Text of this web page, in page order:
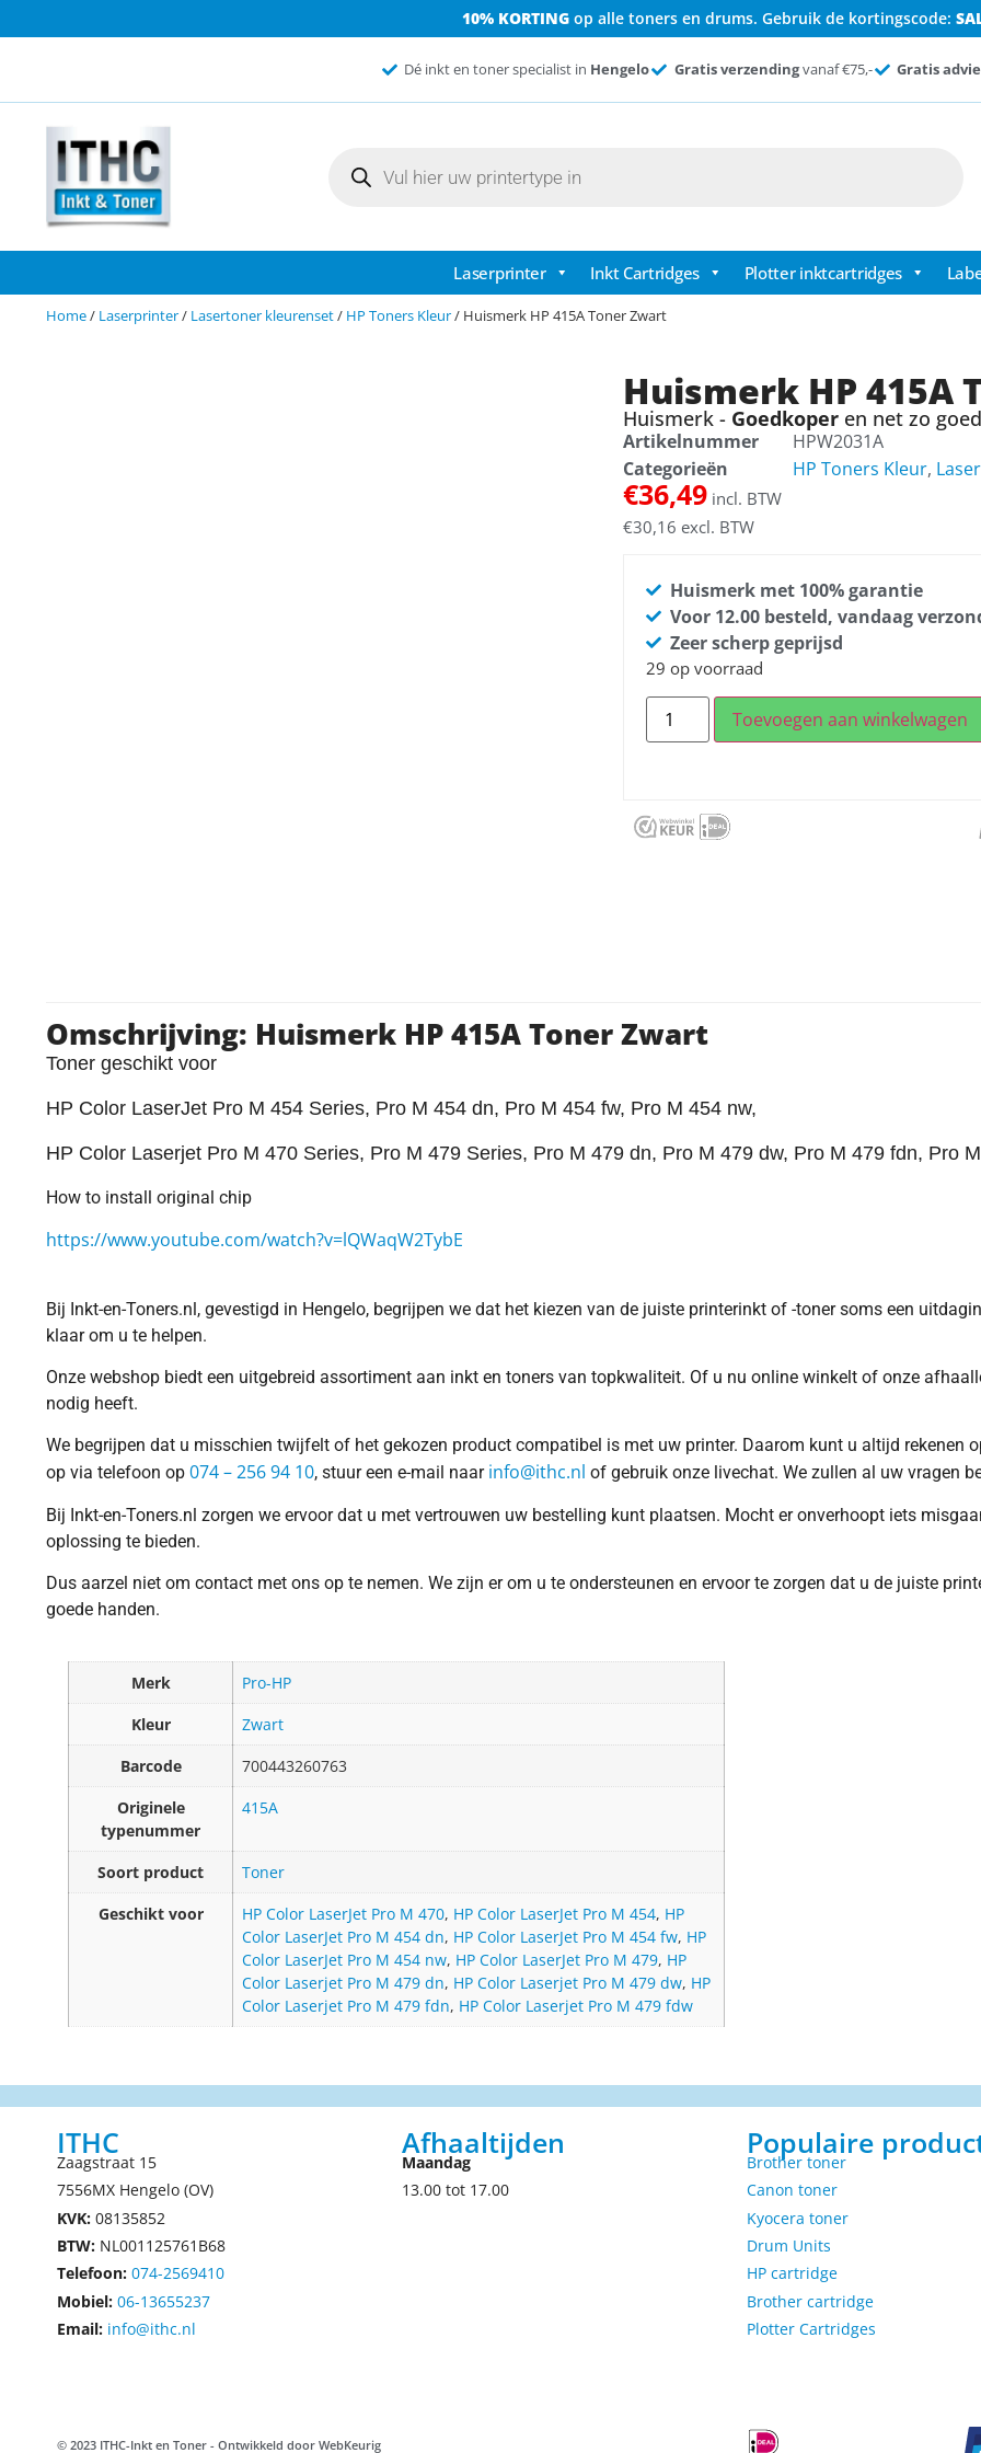
10% KORTINGop alle toners en drums. Gebruik de kortingscode:
Dé inkt en toner specialist in Hengelo Gratis verzendingvanaf €75,- Gratis
Laserprinter Inkt Cartridges Plotter inktcartridges
Home/ Laserprinter/ Lasertoner kleurenset/ HP Toners Kleur/ Huismerk HP 415A Toner Zwart
Huismerk HP 415A
Huismerk - Goedkoperen net zo
Artikelnummer
HPW2031A
Categorieën
HP Toners Kleur,
€36,49incl. BTW
€30,16 excl. BTW
Huismerk met 100% garantie
Voor 12.00 besteld, vandaag
Zeer scherp geprijsd
29 op voorraad
Toevoegen aan winkelwagen
Omschrijving: Huismerk HP 415A Toner Zwart
Toner geschikt voor
HP Color LaserJet Pro M 454 Series, Pro M 454 dn, Pro M 454 fw, Pro M 454 nw,
HP Color Laserjet Pro M 470 Series, Pro M 479 Series, Pro M 479 dn, Pro M 479 dw, Pro M 479 fdn, Pro
How to install original chip
https://www.youtube.com/watch?v=lQWaqW2TybE
Bij Inkt-en-Toners.nl, gevestigd in Hengelo, begrijpen we dat het kiezen van de juiste printerinkt of -toner soms een
klaar om u te helpen.
Onze webshop biedt een uitgebreid assortiment aan inkt en toners van topkwaliteit. Of u nu online winkelt of onze
nodig heeft.
We begrijpen dat u misschien twijfelt of het gekozen product compatibel is met uw printer. Daarom kunt u altijd rekenen
op via telefoon op 074 – 256 94 10, stuur een e-mail naar info@ithc.nl of gebruik onze livechat. We zullen al uw vragen
Bij Inkt-en-Toners.nl zorgen we ervoor dat u met vertrouwen uw bestelling kunt plaatsen. Mocht er onverhoopt iets
oplossing te bieden.
Dus aarzel niet om contact met ons op te nemen. We zijn er om u te ondersteunen en ervoor te zorgen dat u de juiste
goede handen.
Merk
Pro-HP
Kleur
Zwart
Barcode
700443260763
Originele
typenummer
415A
Soort product
Toner
Geschikt voor
HP Color LaserJet Pro M 470, HP Color LaserJet Pro M 454, HP
Color LaserJet Pro M 454 dn, HP Color LaserJet Pro M 454 fw, HP
Color LaserJet Pro M 454 nw, HP Color LaserJet Pro M 479, HP
Color Laserjet Pro M 479 dn, HP Color Laserjet Pro M 479 dw, HP
Color Laserjet Pro M 479 fdn, HP Color Laserjet Pro M 479 fdw
ITHC
Zaagstraat 15
7556MX Hengelo (OV)
KVK: 08135852
BTW: NL001125761B68
Telefoon: 074-2569410
Mobiel: 06-13655237
Email: info@ithc.nl
Afhaaltijden
Maandag
13.00 tot 17.00
Populaire
Brother toner
Canon toner
Kyocera toner
Drum Units
HP cartridge
Brother cartridge
Plotter Cartridges
© 2023 ITHC-Inkt en Toner - Ontwikkeld door WebKeurig